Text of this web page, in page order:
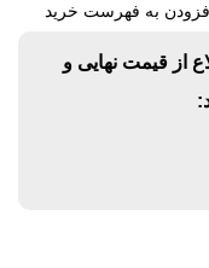
به فهرست خرید
از قیمت نهایی و